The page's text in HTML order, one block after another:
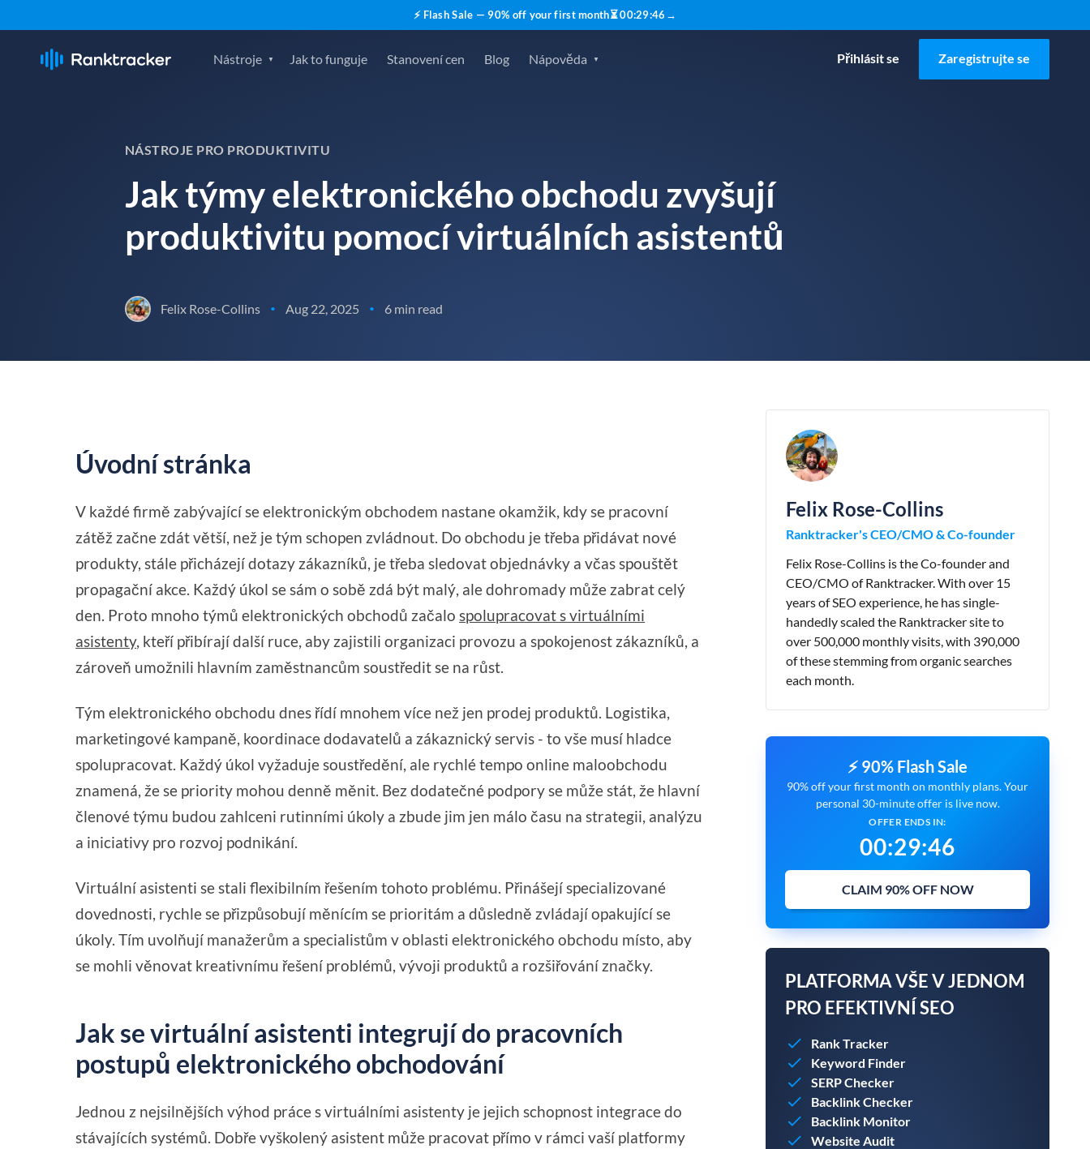
⚡ Flash Sale — 90% off your first month⏳00:29:45 →
Nástroje Jak to funguje Stanovení cen Blog Nápověda Přihlásit se Zaregistrujte se
NÁSTROJE PRO PRODUKTIVITU
Jak týmy elektronického obchodu zvyšují
produktivitu pomocí virtuálních asistentů
Felix Rose-Collins • Aug 22, 2025 • 6 min read
Úvodní stránka
V každé firmě zabývající se elektronickým obchodem nastane okamžik, kdy se pracovní
zátěž začne zdát větší, než je tým schopen zvládnout. Do obchodu je třeba přidávat nové
produkty, stále přicházejí dotazy zákazníků, je třeba sledovat objednávky a včas spouštět
propagační akce. Každý úkol se sám o sobě zdá být malý, ale dohromady může zabrat celý
den. Proto mnoho týmů elektronických obchodů začalospolupracovat s virtuálními
asistenty, kteří přibírají další ruce, aby zajistili organizaci provozu a spokojenost zákazníků, a
zároveň umožnili hlavním zaměstnancům soustředit se na růst.
Tým elektronického obchodu dnes řídí mnohem více než jen prodej produktů. Logistika,
marketingové kampaně, koordinace dodavatelů a zákaznický servis - to vše musí hladce
spolupracovat. Každý úkol vyžaduje soustředění, ale rychlé tempo online maloobchodu
znamená, že se priority mohou denně měnit. Bez dodatečné podpory se může stát, že hlavní
členové týmu budou zahlceni rutinními úkoly a zbude jim jen málo času na strategii, analýzu
a iniciativy pro rozvoj podnikání.
Virtuální asistenti se stali flexibilním řešením tohoto problému. Přinášejí specializované
dovednosti, rychle se přizpůsobují měnícím se prioritám a důsledně zvládají opakující se
úkoly. Tím uvolňují manažerům a specialistům v oblasti elektronického obchodu místo, aby
se mohli věnovat kreativnímu řešení problémů, vývoji produktů a rozšiřování značky.
Jak se virtuální asistenti integrují do pracovních
postupů elektronického obchodování
Jednou z nejsilnějších výhod práce s virtuálními asistenty je jejich schopnost integrace do
stávajících systémů. Dobře vyškolený asistent může pracovat přímo v rámci vaší platformy
Felix Rose-Collins
Ranktracker's CEO/CMO & Co-founder
Felix Rose-Collins is the Co-founder and
CEO/CMO of Ranktracker. With over 15
years of SEO experience, he has single-
handedly scaled the Ranktracker site to
over 500,000 monthly visits, with 390,000
of these stemming from organic searches
each month.
⚡ 90% Flash Sale
90% off your first month on monthly plans. Your
personal 30-minute offer is live now.
OFFER ENDS IN:
00:29:45
CLAIM 90% OFF NOW
PLATFORMA VŠE V JEDNOM
PRO EFEKTIVNÍ SEO
Rank Tracker
Keyword Finder
SERP Checker
Backlink Checker
Backlink Monitor
Website Audit